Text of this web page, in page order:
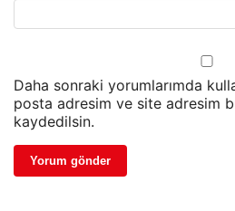
Daha sonraki yorumlarımda
posta adresim ve site adresim
kaydedilsin.